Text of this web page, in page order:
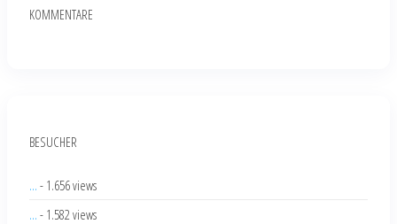
KOMMENTARE
BESUCHER
... - 1.656 views
... - 1.582 views